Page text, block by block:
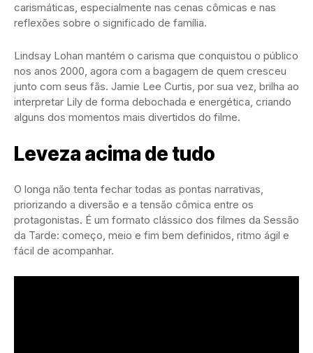
carismáticas, especialmente nas cenas cômicas e nas
reflexões sobre o significado de família.
Lindsay Lohan mantém o carisma que conquistou o público
nos anos 2000, agora com a bagagem de quem cresceu
junto com seus fãs. Jamie Lee Curtis, por sua vez, brilha ao
interpretar Lily de forma debochada e energética, criando
alguns dos momentos mais divertidos do filme.
Leveza acima de tudo
O longa não tenta fechar todas as pontas narrativas,
priorizando a diversão e a tensão cômica entre os
protagonistas. É um formato clássico dos filmes da Sessão
da Tarde: começo, meio e fim bem definidos, ritmo ágil e
fácil de acompanhar.